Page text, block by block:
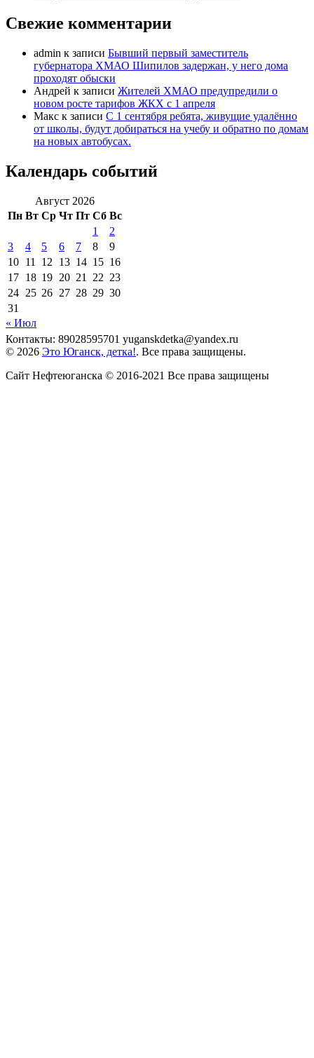
Свежие комментарии
admin к записи Бывший первый заместитель
губернатора ХМАО Шипилов задержан, у него дома
проходят обыски
Андрей к записи Жителей ХМАО предупредили о
новом росте тарифов ЖКХ с 1 апреля
Макс к записи С 1 сентября ребята, живущие удалённо
от школы, будут добираться на учебу и обратно по домам
на новых автобусах.
Календарь событий
Август 2026
Пн Вт Ср Чт Пт Сб Вс
1
2
3
4 5 6 7 8
9
10 11 12 13 14 15 16
17 18 19 20 21 22 23
24 25 26 27 28 29 30
31
« Июл
Контакты: 89028595701 yuganskdetka@yandex.ru
© 2026 Это Юганск, детка!. Все права защищены.
Сайт Нефтеюганска © 2016-2021 Все права защищены